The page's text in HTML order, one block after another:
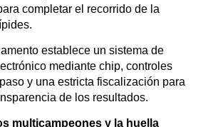
completar el recorrido de la
establece un sistema de
mediante chip, controles
y una estricta fiscalización para
de los resultados.
multicampeones y la huella